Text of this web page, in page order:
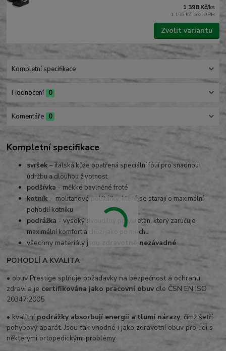
1 398 Kč/ks
1 155 Kč bez DPH
Zvolit variantu
Kompletní specifikace
Hodnocení 0
Komentáře 0
Kompletní specifikace
svršek– italská kůže opatřená speciální fólií pro snadnou
údržbu a dlouhou životnost
podšívka - měkké bavlněné froté
kotník - molitanové polštářky, které se starají o maximální
pohodlí kotníku
podrážka - vysoký dvoudílný polyuretan, který zaručuje
maximální komfort a chůzi jako po mechu
všechny materiály jsou
zdravotně nezávadné
POHODLÍ A KVALITA
• obuv Prestige splňuje požadavky na bezpečnost a ochranu
zdraví a je certifikována jako pracovní obuv dle ČSN EN ISO
20347:2005
• kvalitní podrážky absorbují energii a tlumí nárazy, čímž šetří
pohybový aparát. Jsou tak vhodné i jako zdravotní obuv pro lidi s
některými ortopedickými problémy